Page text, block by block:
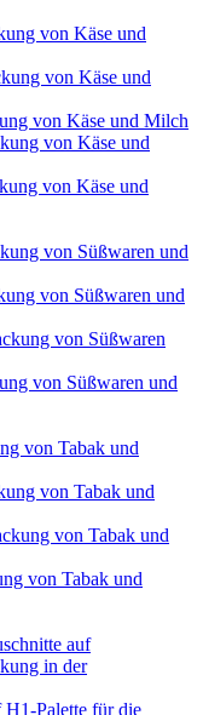
von Käse und
von Käse und
von Käse und Milch
von Käse und
von Käse und
von Süßwaren und
von Süßwaren und
von Süßwaren
von Süßwaren und
von Tabak und
von Tabak und
von Tabak und
von Tabak und
auf
in der
H1-Palette für die